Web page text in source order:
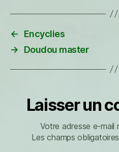
←
Encyclies
→
Doudou master
Laisser un
Votre adresse e-mail
Les champs